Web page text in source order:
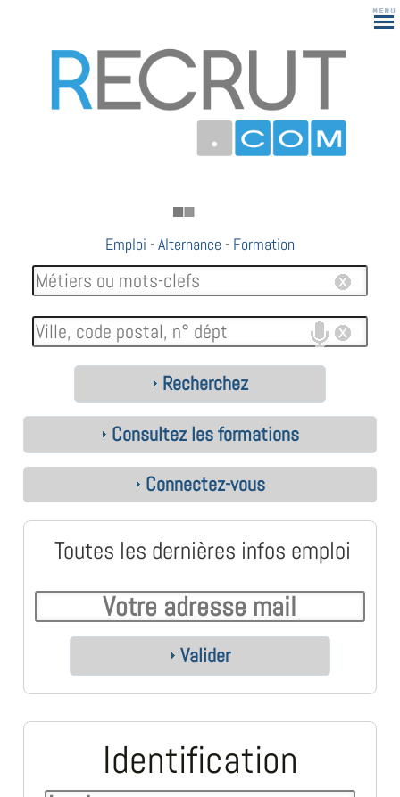
Emploi -Alternance - Formation
Recherchez
Consultez les formations
Connectez-vous
Toutes les dernières infos emploi
Valider
Identification